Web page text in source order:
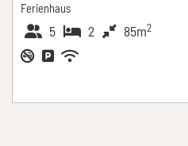
Ferienhaus
5 2 85m2